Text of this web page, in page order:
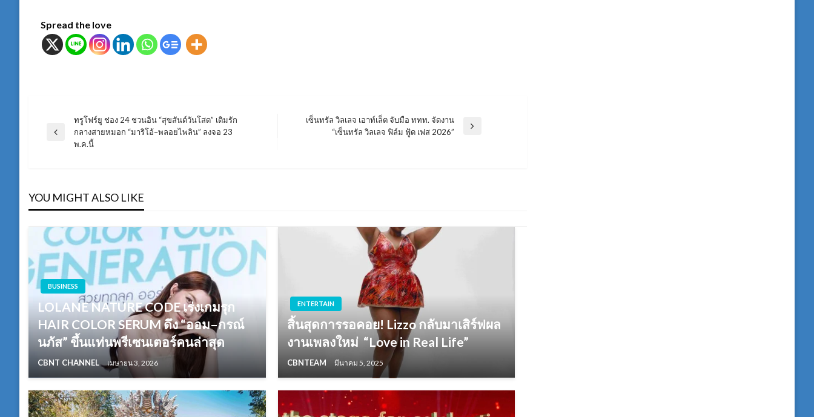
Spread the love
แนะแนว
Previous
ทรูโฟร์ยู ช่อง 24 ชวนอิน “สุขสันต์วันโสด” เติมรัก
กลางสายหมอก “มาริโอ้–พลอยไพลิน” ลงจอ 23
พ.ค.นี้
เซ็นทรัล วิลเลจ เอาท์เล็ต จับมือ ททท. จัดงาน
“เซ็นทรัล วิลเลจ ฟิล์ม ฟู้ด เฟส 2026”
YOU MIGHT ALSO LIKE
BUSINESS
LOLANE NATURE CODE เร่งเกมรุก
HAIR COLOR SERUM ดึง “ออม–กรณ์
นภัส” ขึ้นแท่นพรีเซนเตอร์คนล่าสุด
CBNT CHANNEL เมษายน 3, 2026
ENTERTAIN
สิ้นสุดการรอคอย! Lizzo กลับมาเสิร์ฟผล
งานเพลงใหม่ “Love in Real Life”
CBNTEAM มีนาคม 5, 2025